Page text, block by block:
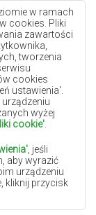
w ramach
cookies. Pliki
zawartości
tworzenia
cookies
ustawienia'.
wyżej
cookie'
, jeśli
aby wyrazić
urządzeniu
kliknij przycisk